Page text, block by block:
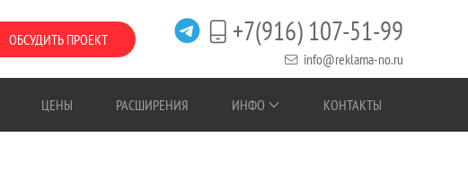
ОБСУДИТЬ ПРОЕКТ +7(916) 107-51-99
info@reklama-no.ru
ЦЕНЫ РАСШИРЕНИЯ ИНФО КОНТАКТЫ